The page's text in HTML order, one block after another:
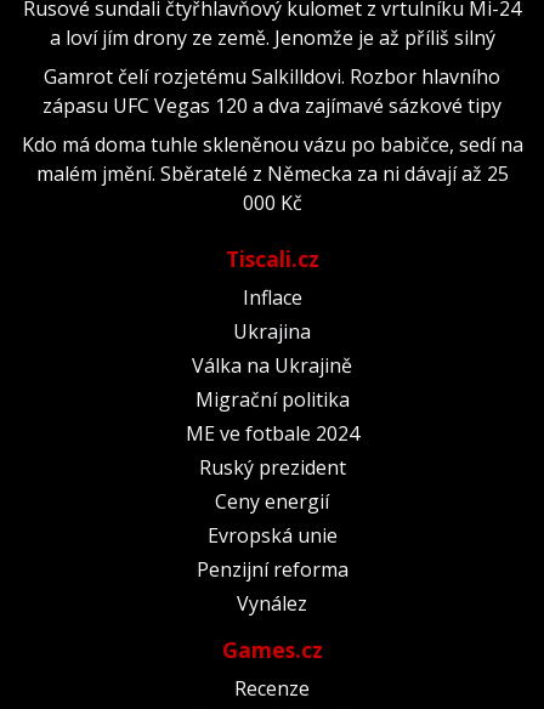
Rusové sundali čtyřhlavňový kulomet z vrtulníku Mi-24
a loví jím drony ze země. Jenomže je až příliš silný
Gamrot čelí rozjetému Salkilldovi. Rozbor hlavního
zápasu UFC Vegas 120 a dva zajímavé sázkové tipy
Kdo má doma tuhle skleněnou vázu po babičce, sedí na
malém jmění. Sběratelé z Německa za ni dávají až 25
000 Kč
Tiscali.cz
Inflace
Ukrajina
Válka na Ukrajině
Migrační politika
ME ve fotbale 2024
Ruský prezident
Ceny energií
Evropská unie
Penzijní reforma
Vynález
Games.cz
Recenze